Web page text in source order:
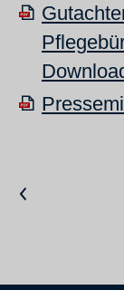
Vorheriger